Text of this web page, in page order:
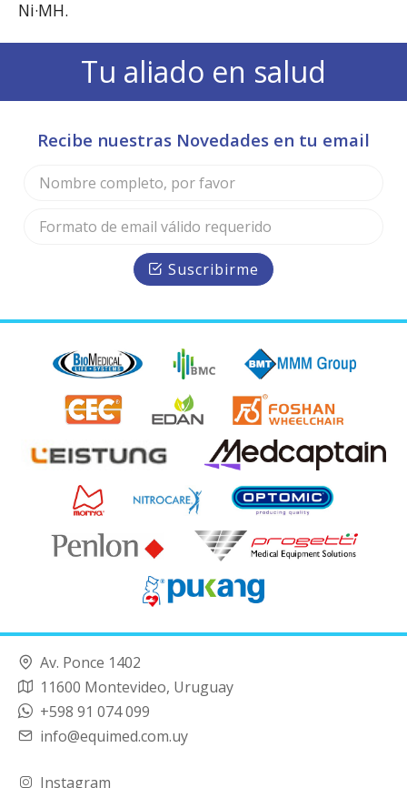
Tu aliado en salud
Recibe nuestras Novedades en tu email
Suscribirme
Av. Ponce 1402
11600 Montevideo, Uruguay
+598 91 074 099
info@equimed.com.uy
Instagram